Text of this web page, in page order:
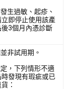
生過敏、起疹、
即停止使用該產
3個月內憑診斷
非試用期。
，下列情形不適
發現有瑕疵或已
：